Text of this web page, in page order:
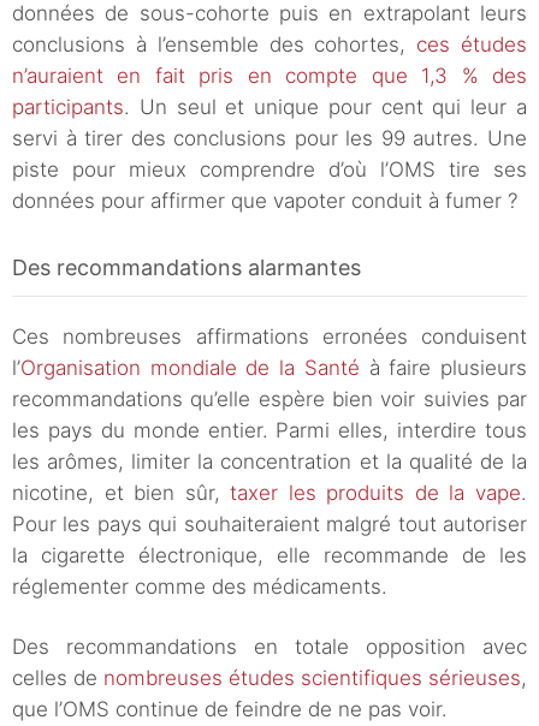
données de sous-cohorte puis en extrapolant leurs
conclusions à l’ensemble des cohortes, ces études
n’auraient en fait pris en compte que 1,3 % des
participants. Un seul et unique pour cent qui leur a
servi à tirer des conclusions pour les 99 autres. Une
piste pour mieux comprendre d’où l’OMS tire ses
données pour affirmer que vapoter conduit à fumer ?
Des recommandations alarmantes
Ces nombreuses affirmations erronées conduisent
l’Organisation mondiale de la Santé à faire plusieurs
recommandations qu’elle espère bien voir suivies par
les pays du monde entier. Parmi elles, interdire tous
les arômes, limiter la concentration et la qualité de la
nicotine, et bien sûr,taxer les produits de la vape.
Pour les pays qui souhaiteraient malgré tout autoriser
la cigarette électronique, elle recommande de les
réglementer comme des médicaments.
Des recommandations en totale opposition avec
celles de nombreuses études scientifiques sérieuses,
que l’OMS continue de feindre de ne pas voir.